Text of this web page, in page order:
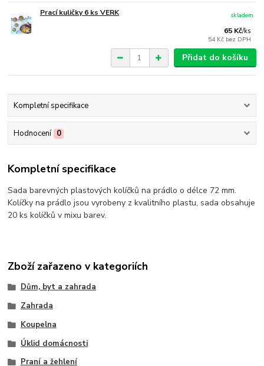
Prací kuličky 6 ks VERK
65 Kč/ks
54 Kč bez DPH
skladem
Přidat do košíku
Kompletní specifikace
Hodnocení 0
Kompletní specifikace
Sada barevných plastových kolíčků na prádlo o délce 72 mm.
Kolíčky na prádlo jsou vyrobeny z kvalitního plastu, sada obsahuje
20 ks kolíčků v mixu barev.
Zboží zařazeno v kategoriích
Dům, byt a zahrada
Zahrada
Koupelna
Úklid domácnosti
Praní a žehlení